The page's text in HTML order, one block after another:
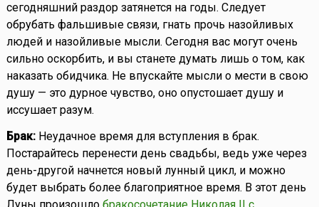
сегодняшний раздор затянется на годы. Следует
обрубать фальшивые связи, гнать прочь назойливых
людей и назойливые мысли. Сегодня вас могут очень
сильно оскорбить, и вы станете думать лишь о том, как
наказать обидчика. Не впускайте мысли о мести в свою
душу — это дурное чувство, оно опустошает душу и
иссушает разум.
Брак:Неудачное время для вступления в брак.
Постарайтесь перенести день свадьбы, ведь уже через
день-другой начнется новый лунный цикл, и можно
будет выбрать более благоприятное время. В этот день